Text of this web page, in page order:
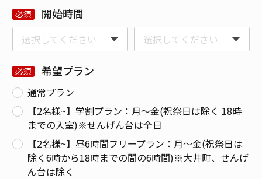
開始時間
希望プラン
通常プラン
【2名様~】学割プラン：月〜金(祝祭日は除く 18時
までの入室)※せんげん台は全日
【2名様~】昼6時間フリープラン：月〜金(祝祭日は
除く6時から18時までの間の6時間)※大井町、せんげ
ん台は除く